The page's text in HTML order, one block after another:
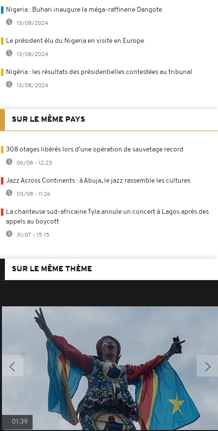
Nigeria : Buhari inaugure la méga-raffinerie Dangote
13/08/2024
Le président élu du Nigeria en visite en Europe
13/08/2024
Nigéria : les résultats des présidentielles contestées au tribunal
13/08/2024
SUR LE MÊME PAYS
308 otages libérés lors d’une opération de sauvetage record
06/08 - 12:23
Jazz Across Continents : à Abuja, le jazz rassemble les cultures
03/08 - 11:26
La chanteuse sud-africaine Tyla annule un concert à Lagos après des
appels au boycott
31/07 - 15:15
SUR LE MÊME THÈME
01:39